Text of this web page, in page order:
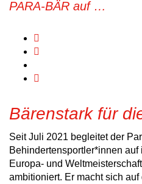
PARA-BÄR auf …
Bärenstark für
Seit Juli 2021 begleitet der
Behindertensportler*innen
Europa- und
ambitioniert. Er macht sich